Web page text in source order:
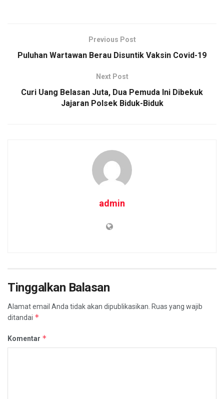
Previous Post
Puluhan Wartawan Berau Disuntik Vaksin Covid-19
Next Post
Curi Uang Belasan Juta, Dua Pemuda Ini Dibekuk
Jajaran Polsek Biduk-Biduk
admin
Tinggalkan Balasan
Alamat email Anda tidak akan dipublikasikan. Ruas yang wajib
ditandai *
Komentar *